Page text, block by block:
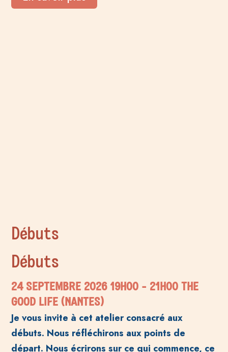
Débuts
Débuts
24 SEPTEMBRE 202619H00 - 21H00 THE
GOOD LIFE (NANTES)
Je vous invite à cet atelier consacré aux
débuts. Nous réfléchirons aux points de
départ. Nous écrirons sur ce qui commence, ce